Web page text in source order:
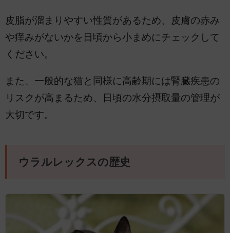
皮脂が溜まりやすい性質があるため、皮膚の赤み
や痒みがないかを日頃から小まめにチェックして
ください。
また、一般的な猫と同様に高齢期には腎臓疾患の
リスクが高まるため、日頃の水分摂取量の管理が
大切です。
ウラルレックスの歴史